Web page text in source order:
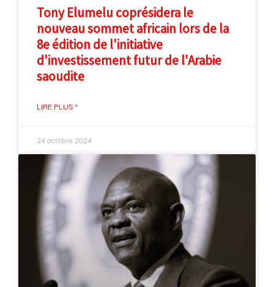
Tony Elumelu coprésidera le
nouveau sommet africain lors de la
8e édition de l'initiative
d'investissement futur de l'Arabie
saoudite
LIRE PLUS "
24 octobre 2024